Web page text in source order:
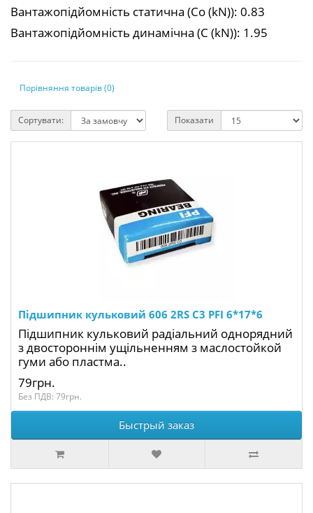
Вантажопідйомність статична (Co (kN)): 0.83
Вантажопідйомність динамічна (C (kN)): 1.95
Порівняння товарів (0)
Сортувати: Показати
Підшипник кульковий 606 2RS C3 PFI 6*17*6
Підшипник кульковий радіальний однорядний
з двостороннім ущільненням з маслостойкой
гуми або пластма..
79грн.
Без ПДВ: 79грн.
Быстрый заказ